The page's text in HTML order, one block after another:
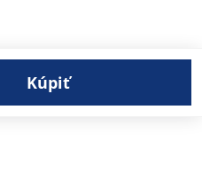
Kúpiť